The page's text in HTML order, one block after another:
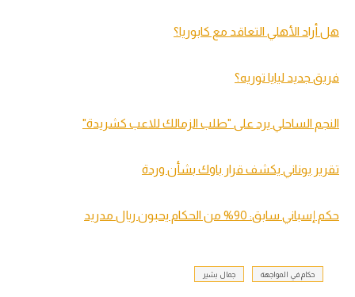
هل أراد الأهلي التعاقد مع كابوريا؟
فريق جديد ليايا توريه؟
النجم الساحلي يرد على "طلب الزمالك للاعب كشريدة"
تقرير يوناني يكشف قرار باوك بشأن وردة
حكم إسباني سابق: 90% من الحكام يحبون ريال مدريد
حكام في المواجهة جمال بشير